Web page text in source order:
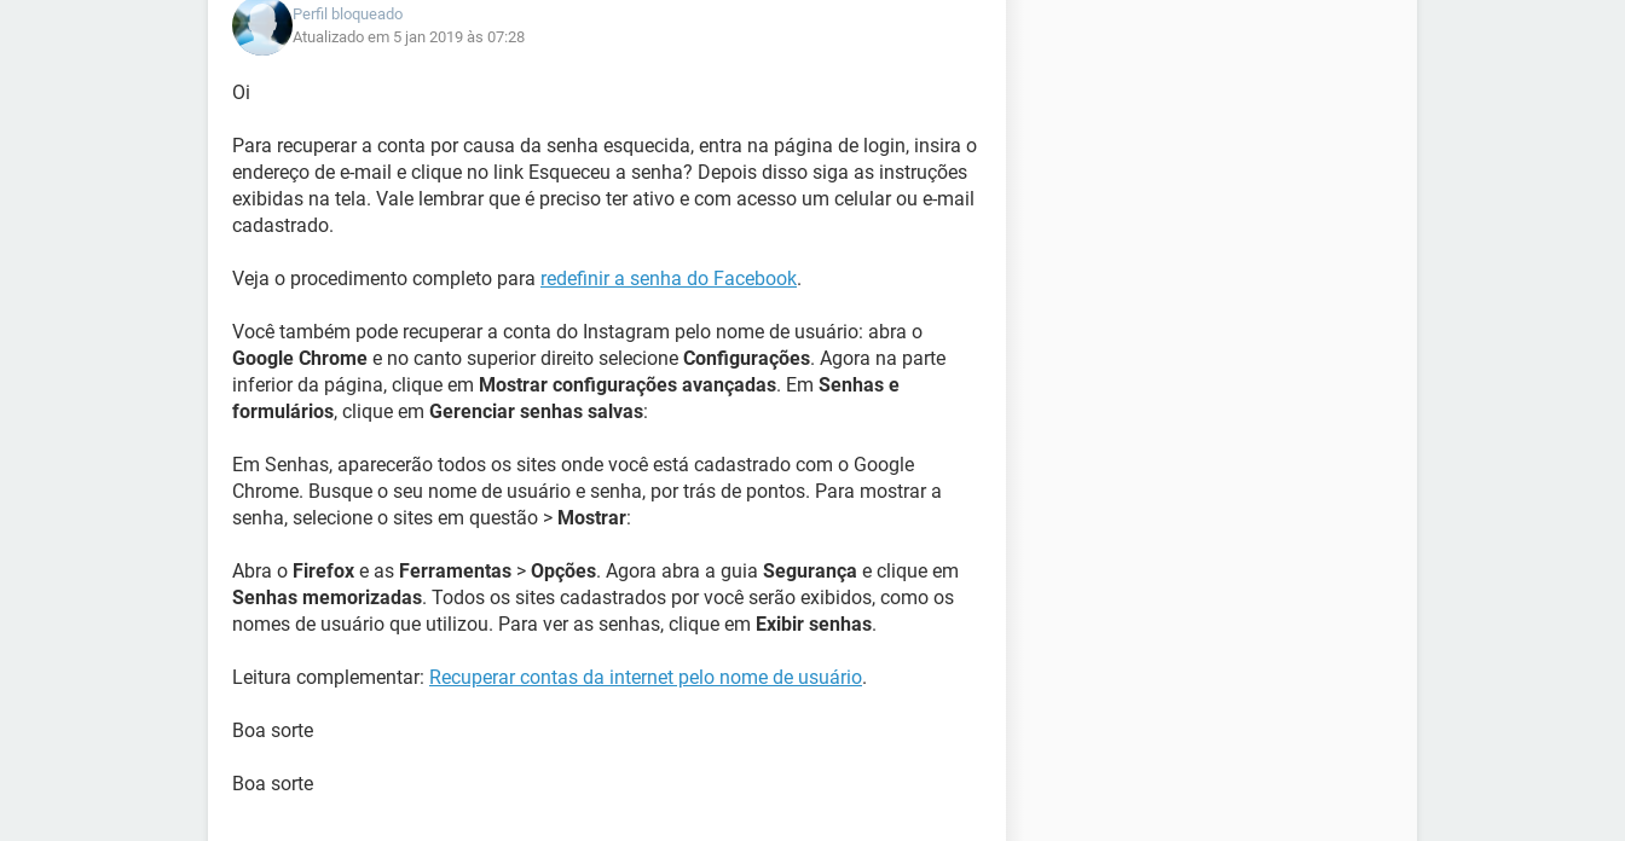
Perfil bloqueado
Atualizado em 5 jan 2019 às 07:28
Oi
Para recuperar a conta por causa da senha esquecida, entra na página de login, insira o
endereço de e-mail e clique no link Esqueceu a senha? Depois disso siga as instruções
exibidas na tela. Vale lembrar que é preciso ter ativo e com acesso um celular ou e-mail
cadastrado.
Veja o procedimento completo para redefinir a senha do Facebook.
Você também pode recuperar a conta do Instagram pelo nome de usuário: abra o
Google Chrome e no canto superior direito selecione Configurações. Agora na parte
inferior da página, clique em Mostrar configurações avançadas. Em Senhas e
formulários, clique em Gerenciar senhas salvas:
Em Senhas, aparecerão todos os sites onde você está cadastrado com o Google
Chrome. Busque o seu nome de usuário e senha, por trás de pontos. Para mostrar a
senha, selecione o sites em questão > Mostrar:
Abra o Firefox e as Ferramentas > Opções. Agora abra a guia Segurança e clique em
Senhas memorizadas. Todos os sites cadastrados por você serão exibidos, como os
nomes de usuário que utilizou. Para ver as senhas, clique em Exibir senhas.
Leitura complementar: Recuperar contas da internet pelo nome de usuário.
Boa sorte
Boa sorte